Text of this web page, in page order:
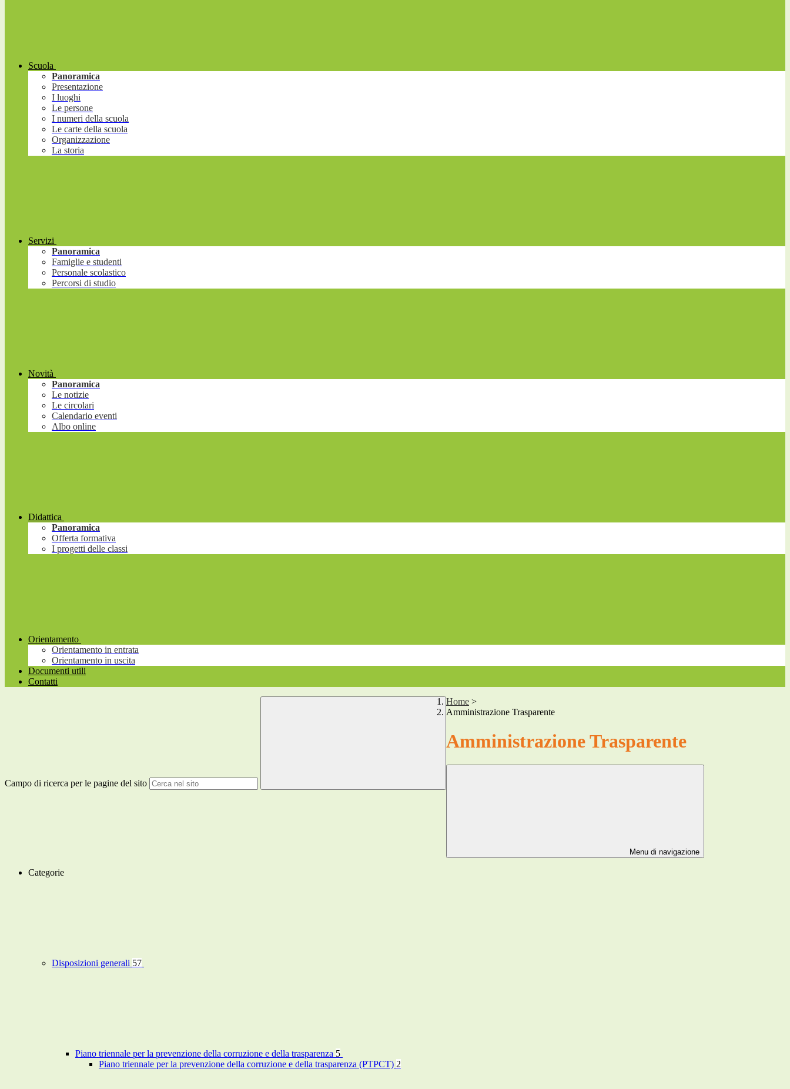
Scuola
Panoramica
Presentazione
I luoghi
Le persone
I numeri della scuola
Le carte della scuola
Organizzazione
La storia
Servizi
Panoramica
Famiglie e studenti
Personale scolastico
Percorsi di studio
Novità
Panoramica
Le notizie
Le circolari
Calendario eventi
Albo online
Didattica
Panoramica
Offerta formativa
I progetti delle classi
Orientamento
Orientamento in entrata
Orientamento in uscita
Documenti utili
Contatti
Campo di ricerca per le pagine del sito
Home >
Amministrazione Trasparente
Amministrazione Trasparente
Menu di navigazione
Categorie
Disposizioni generali 57
Piano triennale per la prevenzione della corruzione e della trasparenza 5
Piano triennale per la prevenzione della corruzione e della trasparenza (PTPCT) 2